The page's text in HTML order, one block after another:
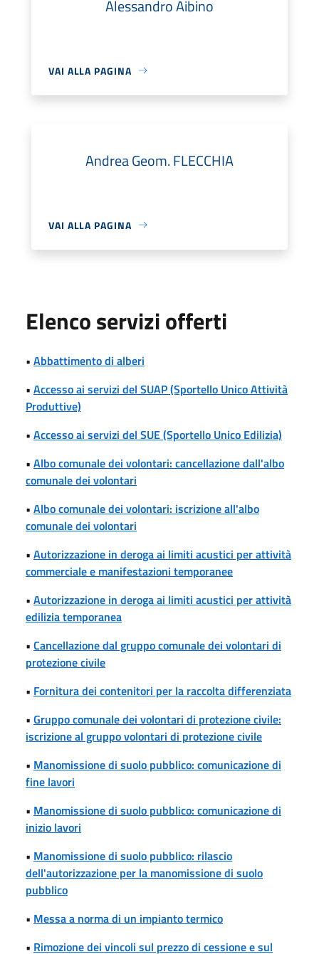
Alessandro Aibino
VAI ALLA PAGINA
Andrea Geom. FLECCHIA
VAI ALLA PAGINA
Elenco servizi offerti
• Abbattimento di alberi
• Accesso ai servizi del SUAP (Sportello Unico Attività
Produttive)
• Accesso ai servizi del SUE (Sportello Unico Edilizia)
• Albo comunale dei volontari: cancellazione dall'albo
comunale dei volontari
• Albo comunale dei volontari: iscrizione all'albo
comunale dei volontari
• Autorizzazione in deroga ai limiti acustici per attività
commerciale e manifestazioni temporanee
• Autorizzazione in deroga ai limiti acustici per attività
edilizia temporanea
• Cancellazione dal gruppo comunale dei volontari di
protezione civile
• Fornitura dei contenitori per la raccolta differenziata
• Gruppo comunale dei volontari di protezione civile:
iscrizione al gruppo volontari di protezione civile
• Manomissione di suolo pubblico: comunicazione di
fine lavori
• Manomissione di suolo pubblico: comunicazione di
inizio lavori
• Manomissione di suolo pubblico: rilascio
dell'autorizzazione per la manomissione di suolo
pubblico
• Messa a norma di un impianto termico
• Rimozione dei vincoli sul prezzo di cessione e sul